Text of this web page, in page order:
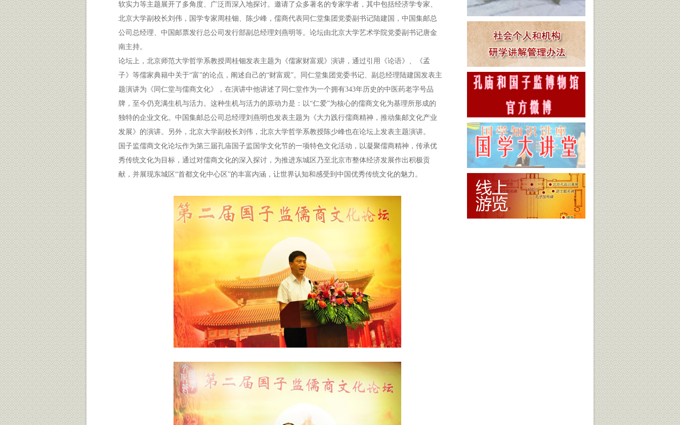
软实力等主题展开了多角度、广泛而深入地探讨。邀请了众多著名的专家学者，其中包括经济学专家、
北京大学副校长刘伟，国学专家周桂钿、陈少峰，儒商代表同仁堂集团党委副书记陆建国，中国集邮总
公司总经理、中国邮票发行总公司发行部副总经理刘燕明等。论坛由北京大学艺术学院党委副书记唐金
南主持。
论坛上，北京师范大学哲学系教授周桂钿发表主题为《儒家财富观》演讲，通过引用《论语》、《孟
子》等儒家典籍中关于“富”的论点，阐述自己的“财富观”。同仁堂集团党委书记、副总经理陆建国发表主
题演讲为《同仁堂与儒商文化》，在演讲中他讲述了同仁堂作为一个拥有343年历史的中医药老字号品
牌，至今仍充满生机与活力。这种生机与活力的原动力是：以“仁爱”为核心的儒商文化为基理所形成的
独特的企业文化。中国集邮总公司总经理刘燕明也发表主题为《大力践行儒商精神，推动集邮文化产业
发展》的演讲。另外，北京大学副校长刘伟，北京大学哲学系教授陈少峰也在论坛上发表主题演讲。
国子监儒商文化论坛作为第三届孔庙国子监国学文化节的一项特色文化活动，以凝聚儒商精神，传承优
秀传统文化为目标，通过对儒商文化的深入探讨，为推进东城区乃至北京市整体经济发展作出积极贡
献，并展现东城区“首都文化中心区”的丰富内涵，让世界认知和感受到中国优秀传统文化的魅力。